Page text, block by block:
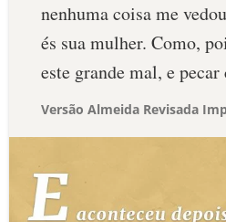
nenhuma coisa me
és sua mulher. Como,
este grande mal, e
Versão Almeida Revisada